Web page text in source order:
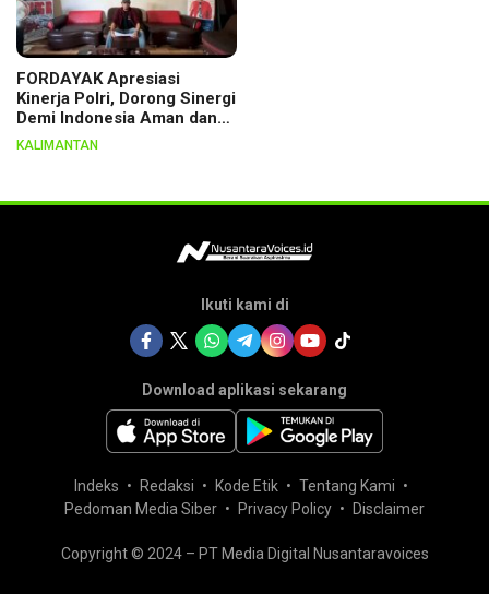
FORDAYAK Apresiasi
Kinerja Polri, Dorong Sinergi
Demi Indonesia Aman dan
Berkeadilan
KALIMANTAN
Ikuti kami di
Download aplikasi sekarang
Indeks Redaksi Kode Etik
Tentang Kami
Pedoman Media Siber
Privacy Policy Disclaimer
Copyright © 2024 – PT Media Digital Nusantaravoices